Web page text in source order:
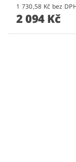
1 730,58 Kč bez
2 094 Kč